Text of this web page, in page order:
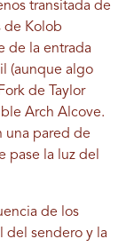
transitada de
de Kolob
de la entrada
(aunque algo
de Taylor
Arch Alcove.
una pared de
pase la luz del
de los
del sendero y la